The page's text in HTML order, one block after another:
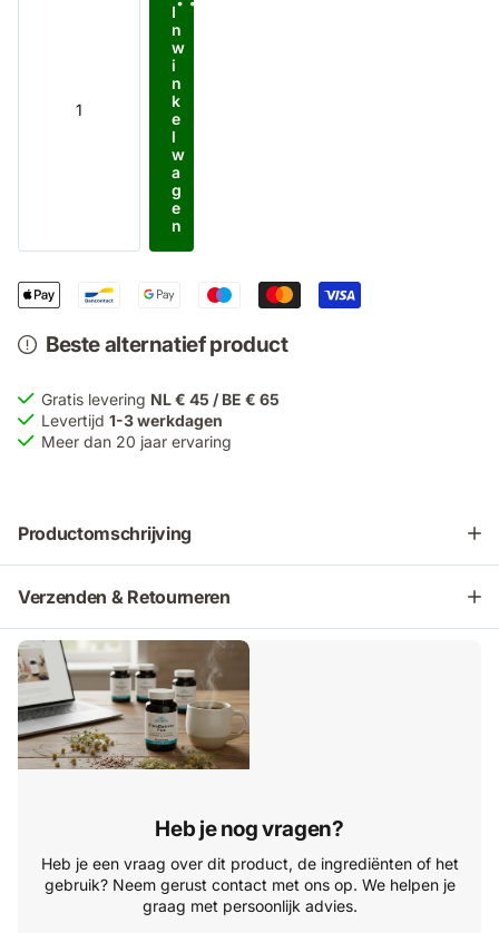
I
n
w
i
n
k
e
l
w
a
g
e
n
Beste alternatief product
Gratis levering NL € 45 / BE € 65
Levertijd 1-3 werkdagen
Meer dan 20 jaar ervaring
Productomschrijving
Verzenden & Retourneren
Heb je nog vragen?
Heb je een vraag over dit product, de ingrediënten of het
gebruik? Neem gerust contact met ons op. We helpen je
graag met persoonlijk advies.